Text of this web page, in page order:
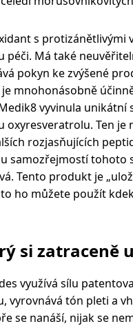
s protizánětlivými
péči. Má také
pokyn ke zvýšené
mnohonásobně
vyvinula unikátní
oxyresveratrolu. Ten
rozjasňujících
samozřejmostí tohoto
Tento produkt je
ho můžete použít
si zatraceně
využívá sílu
vyrovnává tón pleti a
se nanáší, nijak se